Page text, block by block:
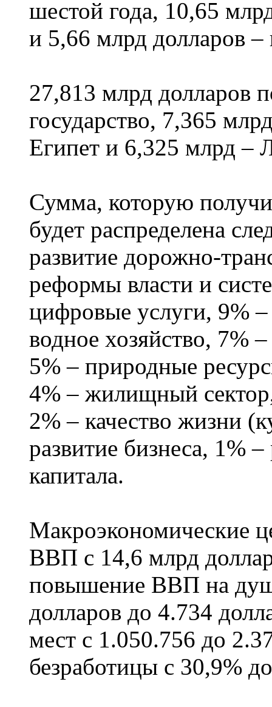
шестой года, 10,65
и 5,66 млрд долларов –
27,813 млрд долларов
государство, 7,365
Египет и 6,325 млрд –
Сумма, которую
будет распределена
развитие дорожно-
реформы власти и
цифровые услуги, 9% –
водное хозяйство, 7%
5% – природные
4% – жилищный
2% – качество жизни
развитие бизнеса, 1% –
капитала.
Макроэкономические
ВВП с 14,6 млрд
повышение ВВП на
долларов до 4.734
мест с 1.050.756 до
безработицы с 30,9%